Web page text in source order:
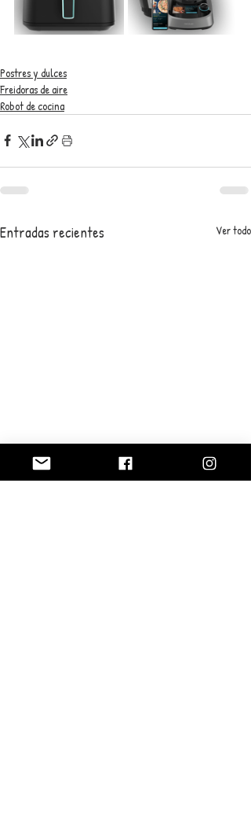
Postres y dulces
Freidoras de aire
Robot de cocina
Entradas recientes Ver todo